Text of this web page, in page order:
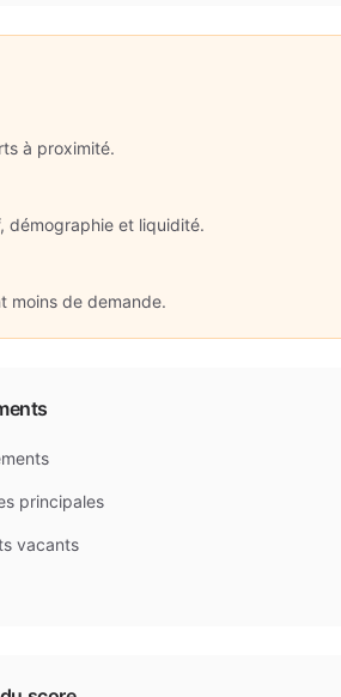
à proximité.
démographie et liquidité.
moins de demande.
principales
vacants